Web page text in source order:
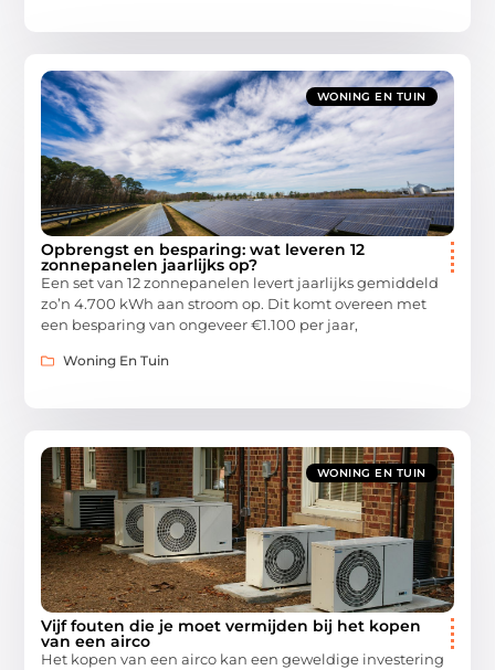
WONING EN TUIN
Opbrengst en besparing: wat leveren 12
zonnepanelen jaarlijks op?
Een set van 12 zonnepanelen levert jaarlijks gemiddeld
zo’n 4.700 kWh aan stroom op. Dit komt overeen met
een besparing van ongeveer €1.100 per jaar,
Woning En Tuin
WONING EN TUIN
Vijf fouten die je moet vermijden bij het kopen
van een airco
Het kopen van een airco kan een geweldige investering